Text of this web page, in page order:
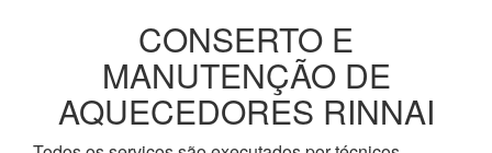
CONSERTO E
MANUTENÇÃO DE
AQUECEDORES RINNAI